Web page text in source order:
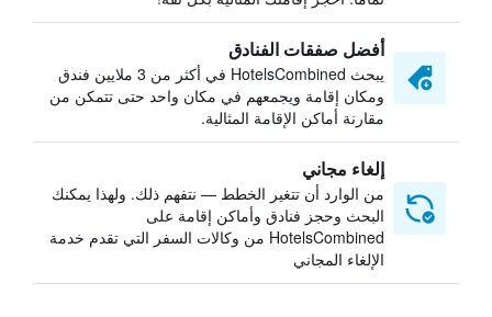
أفضل صفقات الفنادق
يبحث HotelsCombined في أكثر من 3 ملايين فندق
ومكان إقامة ويجمعهم في مكان واحد حتى تتمكن من
مقارنة أماكن الإقامة المثالية.
إلغاء مجاني
من الوارد أن تتغير الخطط — نتفهم ذلك. ولهذا يمكنك
البحث وحجز فنادق وأماكن إقامة على
HotelsCombined من وكالات السفر التي تقدم خدمة
الإلغاء المجاني